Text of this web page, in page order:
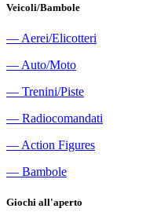
Veicoli/Bambole
― Aerei/Elicotteri
― Auto/Moto
― Trenini/Piste
― Radiocomandati
― Action Figures
― Bambole
Giochi all'aperto